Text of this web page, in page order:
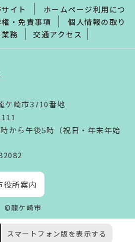
イト
ホームページ利用につ
・免責事項
個人情報の取り
務 交通アクセス
崎市3710番地
から午後5時（祝日・年末年始
役所案内
©龍ケ崎市
スマートフォン版を表示する